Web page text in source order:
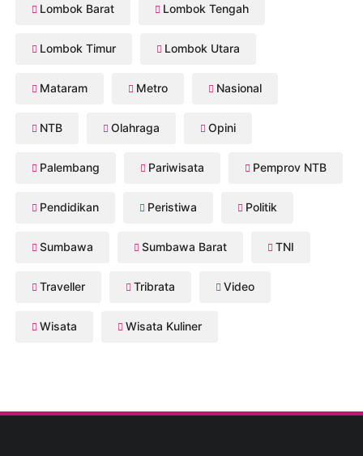
Lombok Barat Lombok Tengah
Lombok Timur Lombok Utara
Mataram Metro Nasional
NTB Olahraga Opini
Palembang Pariwisata Pemprov NTB
Pendidikan Peristiwa Politik
Sumbawa Sumbawa Barat TNI
Traveller Tribrata Video
Wisata Wisata Kuliner